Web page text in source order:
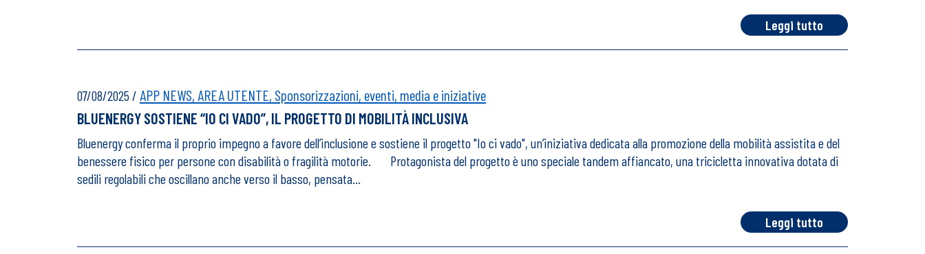
Leggi tutto
07/08/2025 / APP NEWS, AREA UTENTE, Sponsorizzazioni, eventi, media e iniziative
BLUENERGY SOSTIENE “IO CI VADO”, IL PROGETTO DI MOBILITÀ INCLUSIVA
Bluenergy conferma il proprio impegno a favore dell’inclusione e sostiene il progetto "Io ci vado", un’iniziativa dedicata alla promozione della mobilità assistita e del
benessere fisico per persone con disabilità o fragilità motorie. Protagonista del progetto è uno speciale tandem affiancato, una tricicletta innovativa dotata di
sedili regolabili che oscillano anche verso il basso, pensata…
Leggi tutto